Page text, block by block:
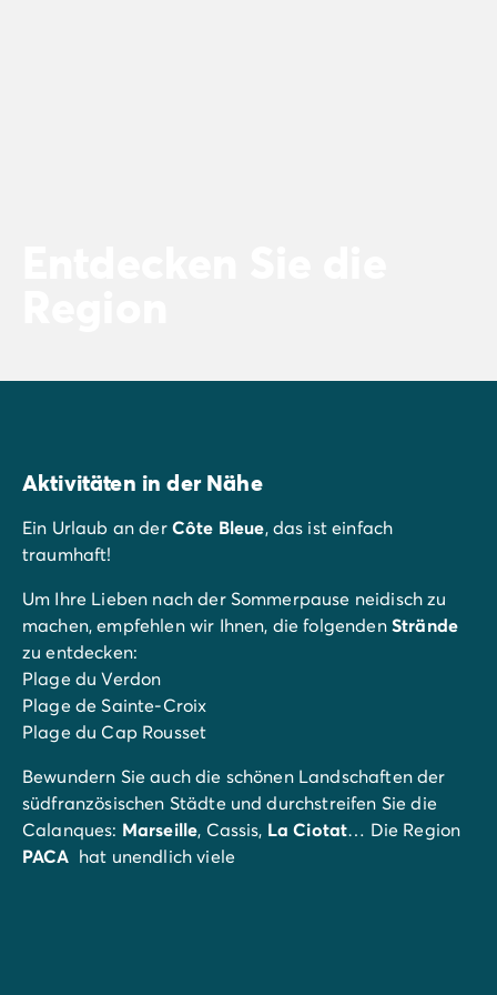
Aktivitäten in der Nähe
Ein Urlaub an derCôte Bleue, das ist einfach
traumhaft!
Um Ihre Lieben nach der Sommerpause neidisch zu
machen, empfehlen wir Ihnen, die folgendenStrände
zu entdecken:
Plage du Verdon
Plage de Sainte-Croix
Plage du Cap Rousset
Bewundern Sie auch die schönen Landschaften der
südfranzösischen Städte und durchstreifen Sie die
Calanques: Marseille, Cassis, La Ciotat… Die Region
PACA hat unendlich viele